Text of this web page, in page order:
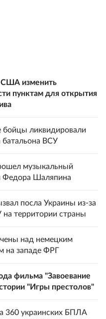
изменить
пунктам для открытия
бойцы ликвидировали
батальона ВСУ
музыкальный
Федора Шаляпина
посла Украины из-за
территории страны
над немецким
на западе ФРГ
фильма "Завоевание
"Игры престолов"
360 украинских БПЛА